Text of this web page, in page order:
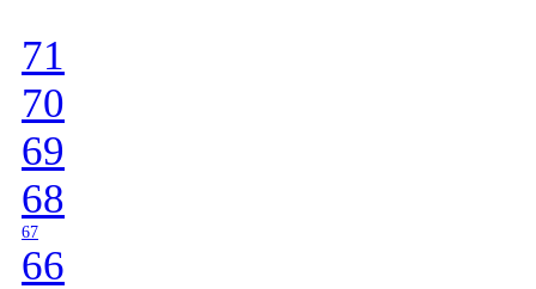
71
70
69
68
67
66